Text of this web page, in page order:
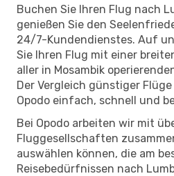
Buchen Sie Ihren Flug nach
genießen Sie den
24/7-Kundendienstes. Auf
Sie Ihren Flug mit einer
aller in Mosambik
Der Vergleich günstiger
Opodo einfach, schnell und
Bei Opodo arbeiten wir mit
Fluggesellschaften
auswählen können, die am
Reisebedürfnissen nach